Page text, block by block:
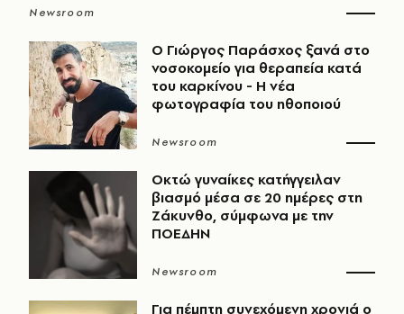
Newsroom
O Γιώργος Παράσχος ξανά στο
νοσοκομείο για θεραπεία κατά
του καρκίνου - Η νέα
φωτογραφία του ηθοποιού
Newsroom
Οκτώ γυναίκες κατήγγειλαν
βιασμό μέσα σε 20 ημέρες στη
Ζάκυνθο, σύμφωνα με την
ΠΟΕΔΗΝ
Newsroom
Για πέμπτη συνεχόμενη χρονιά ο